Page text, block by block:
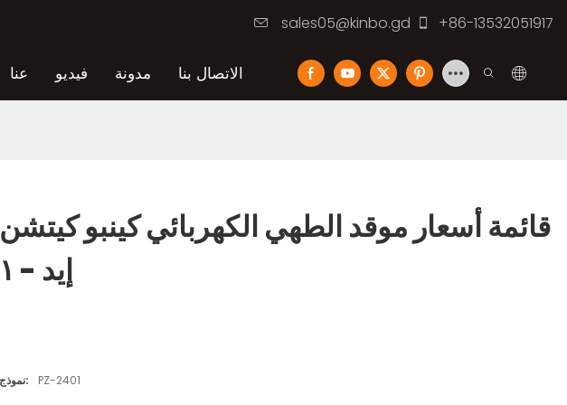
sales05@kinbo.gd +86-13532051917
عنا فيديو مدونة الاتصال بنا
قائمة أسعار موقد الطهي الكهربائي كينبو كيتشن
إيد - ١
نموذج: PZ-2401